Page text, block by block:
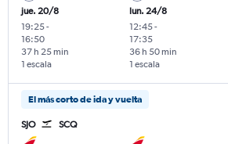
jue. 20/8
19:25-
16:50
1 escala
37 h 25 min
lun. 24/8
12:45-
17:35
1 escala
36 h 50 min
El más corto de ida y vuelta
SJO SCQ